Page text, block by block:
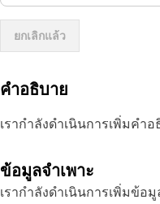
ยกเลิกแล้ว
คำอธิบาย
เรากำลังดำเนินการเพิ่มค
ข้อมูลจำเพาะ
เรากำลังดำเนินการเพิ่มข้อ